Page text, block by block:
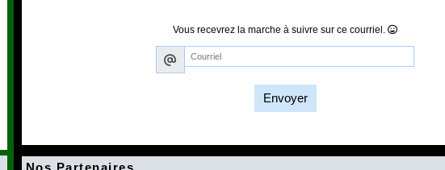
Vous recevrez la marche à suivre sur ce courriel.
Envoyer
Nos Partenaires